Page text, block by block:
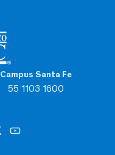
Campus Santa Fe
55 1103 1600